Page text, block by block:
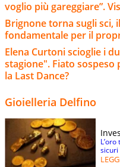
voglio più gareggiare”.
Brignone torna sugli sci,
fondamentale per il
Elena Curtoni scioglie i
stagione". Fiato sospeso
la Last Dance?
Gioielleria Delfino
sicuri